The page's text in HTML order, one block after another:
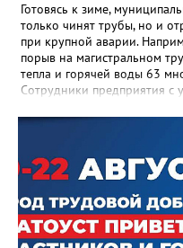
Готовясь к зиме,
только чинят трубы, но и
при крупной аварии.
порыв на магистральном
тепла и горячей воды 63
Сотрудники предприятия с
отметили и недочёты.
несвоевременно приняли
“перемерзания” общей
многоквартирного дома,
ресурсоснабжающей
— сообщила начальник
Настенко. В следующий раз,
Госжилинспекции, службы